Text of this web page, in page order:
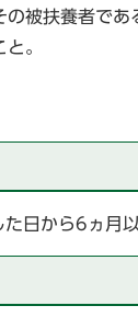
被扶養者であ
。
日から6ヵ月